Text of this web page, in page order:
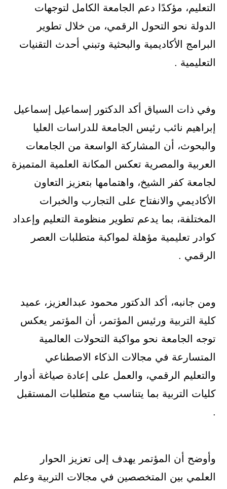
التعليم، مؤكدًا دعم الجامعة الكامل لتوجهات
الدولة نحو التحول الرقمي، من خلال تطوير
البرامج الأكاديمية والبحثية وتبني أحدث التقنيات
التعليمية .
وفي ذات السياق أكد الدكتور إسماعيل إسماعيل
إبراهيم نائب رئيس الجامعة للدراسات العليا
والبحوث، أن المشاركة الواسعة من الجامعات
العربية والمصرية تعكس المكانة العلمية المتميزة
لجامعة كفر الشيخ، واهتمامها بتعزيز التعاون
الأكاديمي والانفتاح على التجارب والخبرات
المختلفة، بما يدعم تطوير منظومة التعليم وإعداد
كوادر تعليمية مؤهلة لمواكبة متطلبات العصر
الرقمي .
ومن جانبه، أكد الدكتور محمود عبدالعزيز، عميد
كلية التربية ورئيس المؤتمر، أن المؤتمر يعكس
توجه الجامعة نحو مواكبة التحولات العالمية
المتسارعة في مجالات الذكاء الاصطناعي
والتعليم الرقمي، والعمل على إعادة صياغة أدوار
كليات التربية بما يتناسب مع متطلبات المستقبل
.
وأوضح أن المؤتمر يهدف إلى تعزيز الحوار
العلمي بين المتخصصين في مجالات التربية وعلم